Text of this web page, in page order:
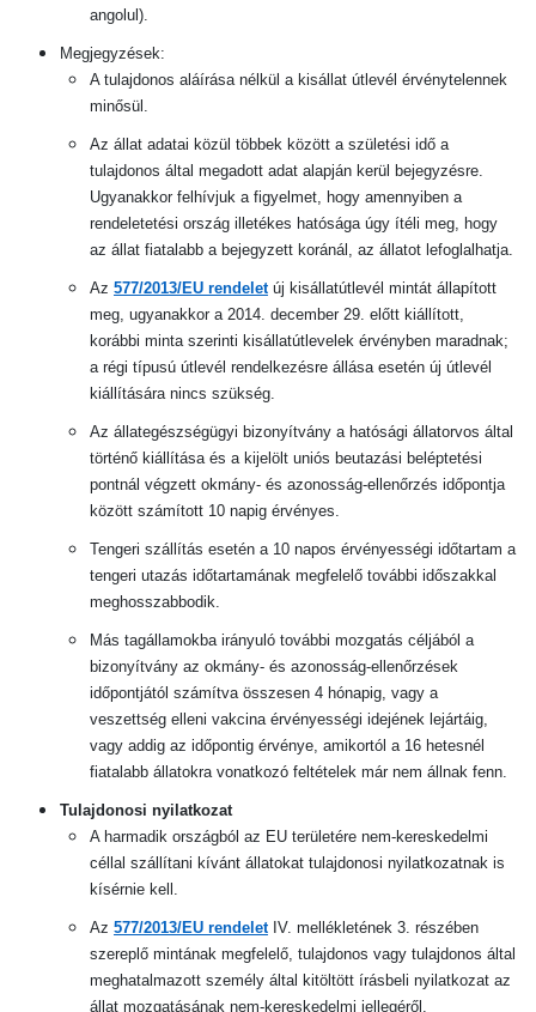
angolul).
Megjegyzések:
A tulajdonos aláírása nélkül a kisállat útlevél érvénytelennek
minősül.
Az állat adatai közül többek között a születési idő a
tulajdonos által megadott adat alapján kerül bejegyzésre.
Ugyanakkor felhívjuk a figyelmet, hogy amennyiben a
rendeletetési ország illetékes hatósága úgy ítéli meg, hogy
az állat fiatalabb a bejegyzett koránál, az állatot lefoglalhatja.
Az 577/2013/EU rendelet új kisállatútlevél mintát állapított
meg, ugyanakkor a 2014. december 29. előtt kiállított,
korábbi minta szerinti kisállatútlevelek érvényben maradnak;
a régi típusú útlevél rendelkezésre állása esetén új útlevél
kiállítására nincs szükség.
Az állategészségügyi bizonyítvány a hatósági állatorvos által
történő kiállítása és a kijelölt uniós beutazási beléptetési
pontnál végzett okmány- és azonosság-ellenőrzés időpontja
között számított 10 napig érvényes.
Tengeri szállítás esetén a 10 napos érvényességi időtartam a
tengeri utazás időtartamának megfelelő további időszakkal
meghosszabbodik.
Más tagállamokba irányuló további mozgatás céljából a
bizonyítvány az okmány- és azonosság-ellenőrzések
időpontjától számítva összesen 4 hónapig, vagy a
veszettség elleni vakcina érvényességi idejének lejártáig,
vagy addig az időpontig érvénye, amikortól a 16 hetesnél
fiatalabb állatokra vonatkozó feltételek már nem állnak fenn.
Tulajdonosi nyilatkozat
A harmadik országból az EU területére nem-kereskedelmi
céllal szállítani kívánt állatokat tulajdonosi nyilatkozatnak is
kísérnie kell.
Az 577/2013/EU rendelet IV. mellékletének 3. részében
szereplő mintának megfelelő, tulajdonos vagy tulajdonos által
meghatalmazott személy által kitöltött írásbeli nyilatkozat az
állat mozgatásának nem-kereskedelmi jellegéről.